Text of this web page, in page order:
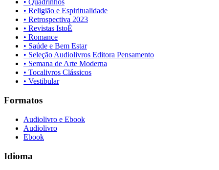
• Quadrinhos
• Religião e Espiritualidade
• Retrospectiva 2023
• Revistas IstoÈ
• Romance
• Saúde e Bem Estar
• Seleção Audiolivros Editora Pensamento
• Semana de Arte Moderna
• Tocalivros Clássicos
• Vestibular
Formatos
Audiolivro e Ebook
Audiolivro
Ebook
Idioma